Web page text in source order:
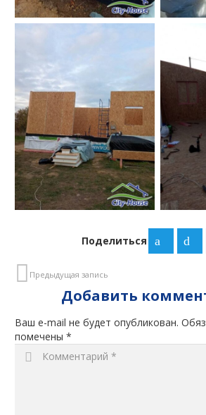
Поделиться
Предыдущая запись
Добавить
Ваш e-mail не будет опубликован.
помечены *